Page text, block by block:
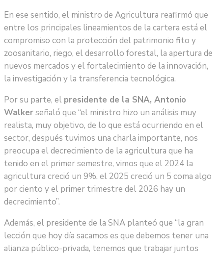
En ese sentido, el ministro de Agricultura reafirmó que
entre los principales lineamientos de la cartera está el
compromiso con la protección del patrimonio fito y
zoosanitario, riego, el desarrollo forestal, la apertura de
nuevos mercados y el fortalecimiento de la innovación,
la investigación y la transferencia tecnológica.
Por su parte, el presidente de la SNA, Antonio
Walkerseñaló que “el ministro hizo un análisis muy
realista, muy objetivo, de lo que está ocurriendo en el
sector, después tuvimos una charla importante, nos
preocupa el decrecimiento de la agricultura que ha
tenido en el primer semestre, vimos que el 2024 la
agricultura creció un 9%, el 2025 creció un 5 coma algo
por ciento y el primer trimestre del 2026 hay un
decrecimiento”.
Además, el presidente de la SNA planteó que “la gran
lección que hoy día sacamos es que debemos tener una
alianza público-privada, tenemos que trabajar juntos